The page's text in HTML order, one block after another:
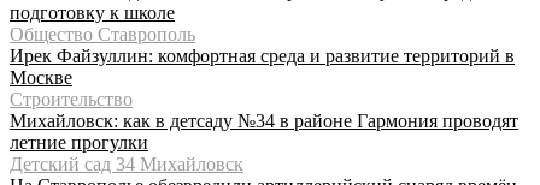
подготовку к школе
Общество Ставрополь
Ирек Файзуллин: комфортная среда и развитие территорий в
Москве
Строительство
Михайловск: как в детсаду №34 в районе Гармония проводят
летние прогулки
Детский сад 34 Михайловск